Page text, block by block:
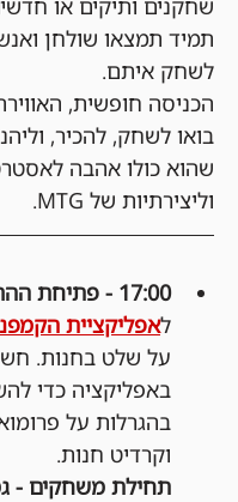
תמיד תמצאו שולחן
לשחק איתם.
הכניסה חופשית,
בואו לשחק, להכיר,
שהוא כולו אהבה
וליצירתיות של MTG.
17:00 - פתיחת ההרשמה:
לאפליקציית
על שלט בחנות.
באפליקציה כדי
בהגרלות על
וקרדיט חנות.
תחילת משחקים -